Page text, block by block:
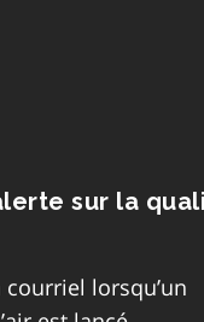
sur la
lorsqu’un